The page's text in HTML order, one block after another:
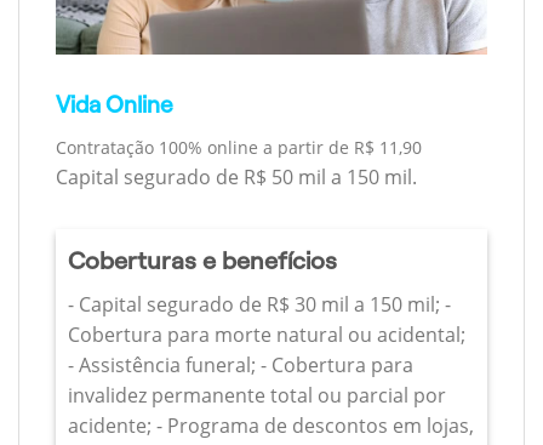
Vida Online
Contratação 100% online a partir de R$ 11,90
Capital segurado de R$ 50 mil a 150 mil.
Coberturas e benefícios
- Capital segurado de R$ 30 mil a 150 mil; -
Cobertura para morte natural ou acidental;
- Assistência funeral; - Cobertura para
invalidez permanente total ou parcial por
acidente; - Programa de descontos em lojas,